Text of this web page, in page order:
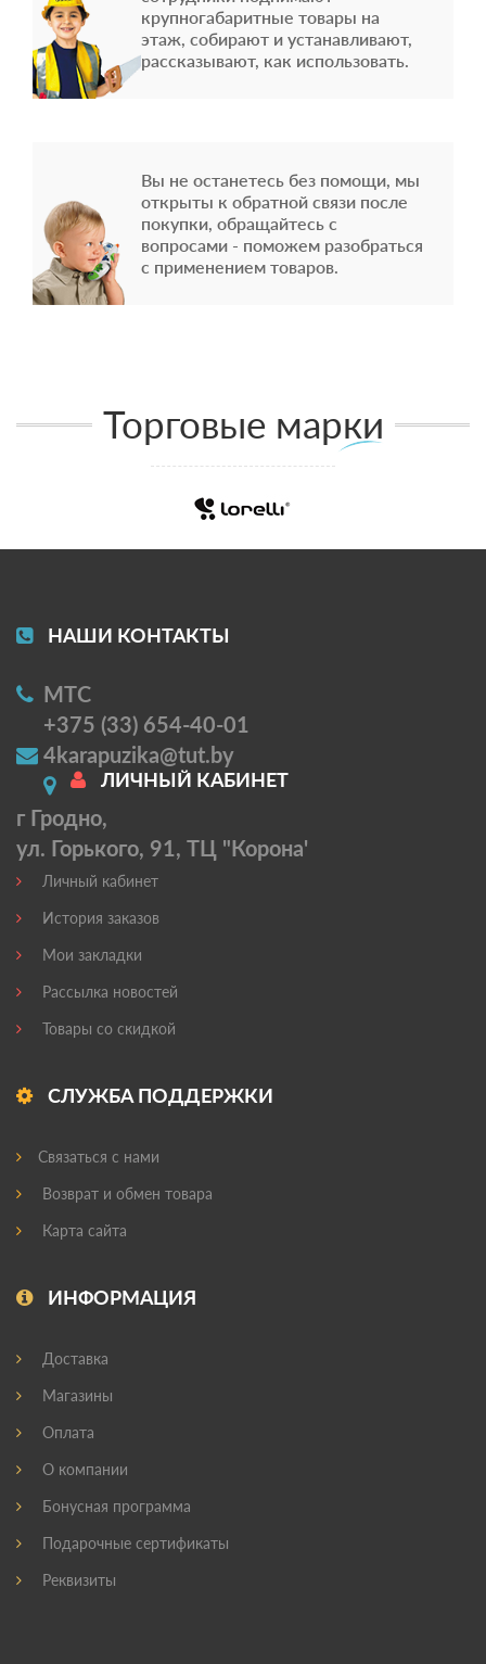
крупногабаритные товары на
этаж, собирают и устанавливают,
рассказывают, как использовать.
Вы не останетесь без помощи, мы
открыты к обратной связи после
покупки, обращайтесь с
вопросами - поможем разобраться
с применением товаров.
Торговые марки
НАШИ КОНТАКТЫ
МТС
+375 (33) 654-40-01
4karapuzika@tut.by
г Гродно,
ул. Горького, 91, ТЦ "Корона'
ЛИЧНЫЙ КАБИНЕТ
Личный кабинет
История заказов
Мои закладки
Рассылка новостей
Товары со скидкой
СЛУЖБА ПОДДЕРЖКИ
Связаться с нами
Возврат и обмен товара
Карта сайта
ИНФОРМАЦИЯ
Доставка
Магазины
Оплата
О компании
Бонусная программа
Подарочные сертификаты
Реквизиты